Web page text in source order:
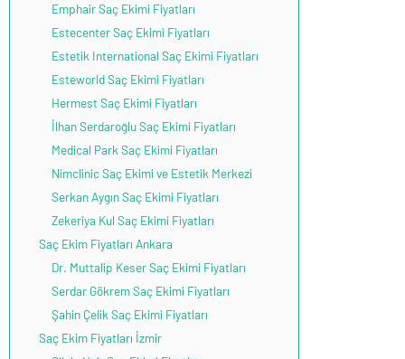
Emphair Saç Ekimi Fiyatları
Estecenter Saç Ekimi Fiyatları
Estetik International Saç Ekimi Fiyatları
Esteworld Saç Ekimi Fiyatları
Hermest Saç Ekimi Fiyatları
İlhan Serdaroğlu Saç Ekimi Fiyatları
Medical Park Saç Ekimi Fiyatları
Nimclinic Saç Ekimi ve Estetik Merkezi
Serkan Aygın Saç Ekimi Fiyatları
Zekeriya Kul Saç Ekimi Fiyatları
Saç Ekim Fiyatları Ankara
Dr. Muttalip Keser Saç Ekimi Fiyatları
Serdar Gökrem Saç Ekimi Fiyatları
Şahin Çelik Saç Ekimi Fiyatları
Saç Ekim Fiyatları İzmir